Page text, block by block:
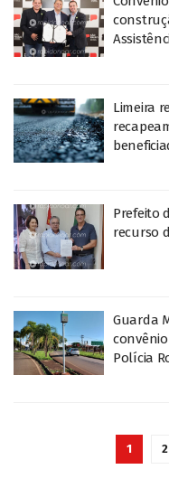
Limeira
Prefeito
recurso
Guarda
Polícia
1 2